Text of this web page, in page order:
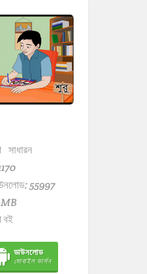
সাধারন
55997
MB
বই
ডাউনলোড
মোবাইল ভার্সন